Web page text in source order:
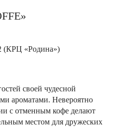
(КРЦ «Родина»)
своей чудесной
ароматами. Невероятно
с отменным кофе делают
местом для дружеских